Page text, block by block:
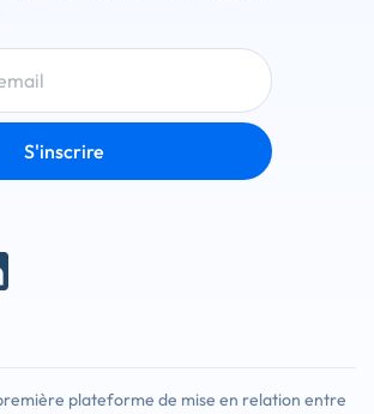
S'inscrire
plateforme de mise en relation entre